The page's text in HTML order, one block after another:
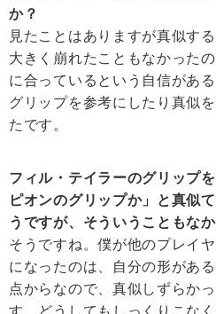
か？
見たことはありますが真似す
大きく崩れたこともなかった
に合っているという自信があ
グリップを参考にしたり真似
たです。
フィル・テイラーのグリップ
ピオンのグリップか」と真似
うですが、そういうこともな
そうですね。僕が他のプレイ
になったのは、自分の形があ
点からなので、真似しずらか
す。どうしてもしっくりこな